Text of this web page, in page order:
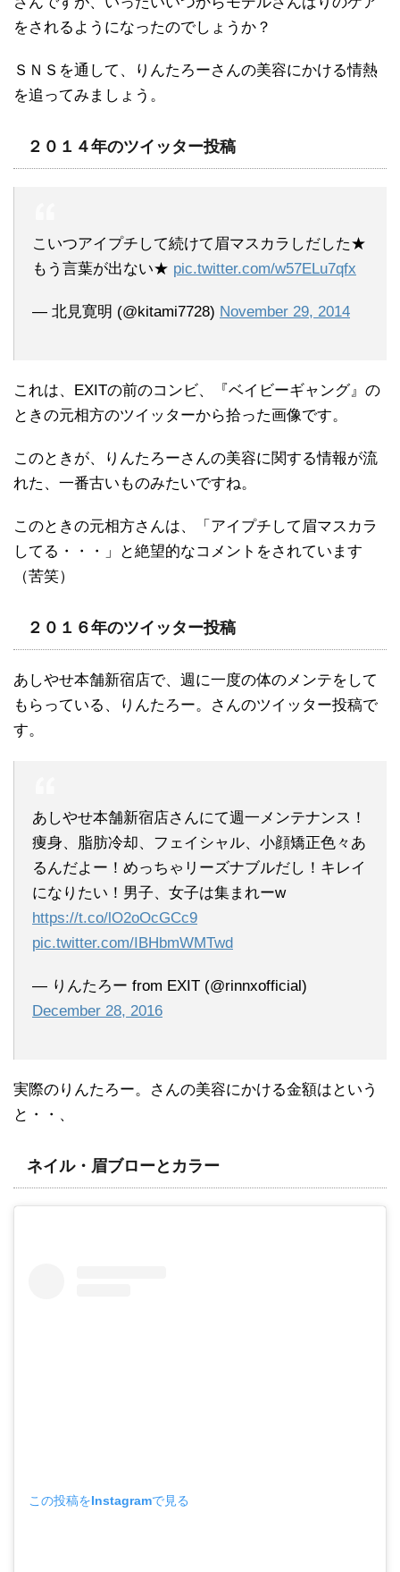
をされるようになったのでしょうか？
ＳＮＳを通して、りんたろーさんの美容にかける情熱
を追ってみましょう。
２０１４年のツイッター投稿
こいつアイプチして続けて眉マスカラしだした★
もう言葉が出ない★ pic.twitter.com/w57ELu7qfx
— 北見寛明 (@kitami7728) November 29, 2014
これは、EXITの前のコンビ、『ベイビーギャング』の
ときの元相方のツイッターから拾った画像です。
このときが、りんたろーさんの美容に関する情報が流
れた、一番古いものみたいですね。
このときの元相方さんは、「アイプチして眉マスカラ
してる・・・」と絶望的なコメントをされています
（苦笑）
２０１６年のツイッター投稿
あしやせ本舗新宿店で、週に一度の体のメンテをして
もらっている、りんたろー。さんのツイッター投稿で
す。
あしやせ本舗新宿店さんにて週一メンテナンス！
痩身、脂肪冷却、フェイシャル、小顔矯正色々あ
るんだよー！めっちゃリーズナブルだし！キレイ
になりたい！男子、女子は集まれーw
https://t.co/lO2oOcGCc9
pic.twitter.com/IBHbmWMTwd
— りんたろー from EXIT (@rinnxofficial)
December 28, 2016
実際のりんたろー。さんの美容にかける金額はという
と・・、
ネイル・眉ブローとカラー
この投稿をInstagramで見る